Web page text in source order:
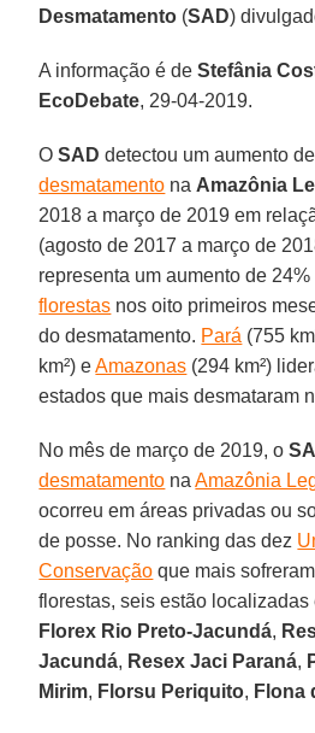
Desmatamento (SAD)
A informação é de Stefânia
EcoDebate, 29-04-2019.
OSAD detectou um aumento
desmatamento na Amazônia
2018 a março de 2019 em
(agosto de 2017 a março de
representa um aumento de
florestas nos oito primeiros
do desmatamento. Pará (755
km²) eAmazonas (294 km²)
estados que mais desmataram
No mês de março de 2019, o
desmatamento naAmazônia
ocorreu em áreas privadas ou
de posse. No ranking das dez
Conservação que mais
florestas, seis estão localizadas
Florex Rio Preto-Jacundá,
Jacundá, Resex Jaci Paraná,
Mirim, Florsu Periquito, Flona